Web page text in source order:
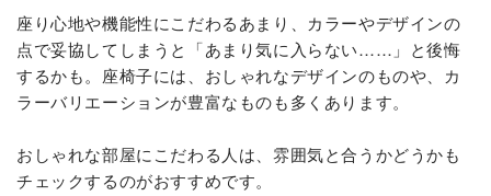
座り心地や機能性にこだわるあまり、カラーやデザインの
点で妥協してしまうと「あまり気に入らない……」と後悔
するかも。座椅子には、おしゃれなデザインのものや、カ
ラーバリエーションが豊富なものも多くあります。
おしゃれな部屋にこだわる人は、雰囲気と合うかどうかも
チェックするのがおすすめです。